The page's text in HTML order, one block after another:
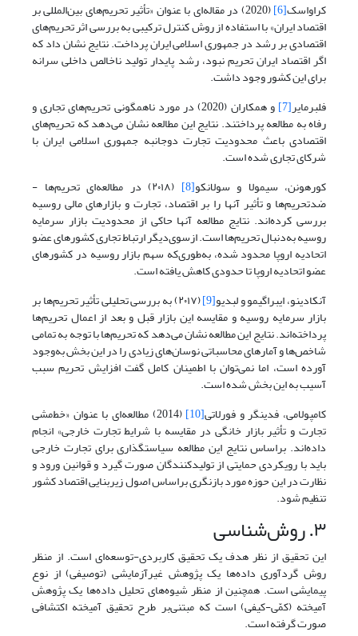
کراواسک[6] (2020) در مقاله‌ای با عنوان «تأثیر تحریم‌های بین‌المللی بر
اقتصاد ایران» با استفاده از روش کنترل ترکیبی به بررسی اثر تحریم‌های
اقتصادی بر رشد در جمهوری اسلامی ایران پرداخت. نتایج نشان داد که
اگر اقتصاد ایران تحریم نبود، رشد پایدار تولید ناخالص داخلی سرانه
برای این کشور وجود داشت.
فلبرمایر[7] و همکاران (2020) در مورد ناهمگونی تحریم‌های تجاری و
رفاه به مطالعه پرداختند. نتایج این مطالعه نشان‌ می‌دهد که تحریم‌های
اقتصادی باعث محدودیت تجارت دوجانبه جمهوری اسلامی ایران با
شرکای تجاری شده است.
کورهونن، سیمولا و سولانکو[8] (۲۰۱۸) در مطالعه‌ای تحریم‌ها -
ضد‌تحریم‌ها و تأثیر آنها را بر اقتصاد، تجارت و بازارهای مالی روسیه
بررسی کرده‌اند. نتایج مطالعه آنها حاکی از محدودیت بازار سرمایه
روسیه به‌دنبال تحریم‌ها است. از‌سوی‌دیگر ارتباط تجاری کشورهای عضو
اتحادیه اروپا محدود شده، به‌طوری‌که سهم بازار روسیه در کشورهای
عضو اتحادیه اروپا تا حدودی کاهش یافته‌ است.
آنکادینو، ایبراگیمو و لبدیو[9] (۲۰۱۷) به بررسی تحلیلی تأثیر تحریم‌ها بر
بازار سرمایه روسیه و مقایسه این بازار قبل و بعد از اعمال تحریم‌ها
پرداخته‌اند. نتایج این مطالعه نشان می‌دهد که تحریم‌ها با توجه به تمامی
شاخص‌ها و آمارهای محاسباتی نوسان‌های زیادی را در این بخش به‌وجود
آورده است، اما نمی‌توان با اطمینان کامل گفت افزایش تحریم سبب
آسیب به این بخش شده است.
کامپولامی، فدینگر و فورلاتی[10] (2014) مطالعه‌ای با عنوان «خط‌مشی
تجارت و تأثیر بازار خانگی در مقایسه با شرایط تجارت خارجی» انجام
داده‌اند. براساس نتایج این مطالعه سیاستگذاری برای تجارت خارجی
باید با رویکردی حمایتی از تولیدکنندگان صورت گیرد و قوانین ورود و
نظارت در این حوزه مورد بازنگری براساس اصول زیربنایی اقتصاد کشور
تنظیم شود.
۳. روش‌شناسی
این تحقیق از نظر هدف یک تحقیق کاربردی-توسعه‌ای است. از منظر
روش گردآوری داده‌ها یک پژوهش غیرآزمایشی (توصیفی) از نوع
پیمایشی است. همچنین از منظر شیوه‌های تحلیل داده‌ها یک پژوهش
آمیخته (کمّی-کیفی) است که مبتنی‌بر طرح تحقیق آمیخته اکتشافی
صورت گرفته است.